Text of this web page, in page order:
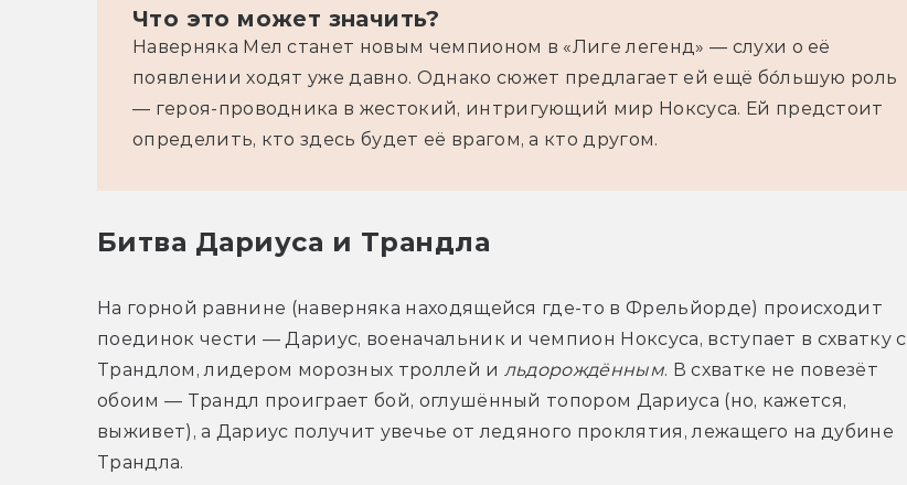
Что это может значить?
Наверняка Мел станет новым чемпионом в «Лиге легенд» — слухи о её
появлении ходят уже давно. Однако сюжет предлагает ей ещё бо́льшую роль
— героя-проводника в жестокий, интригующий мир Ноксуса. Ей предстоит
определить, кто здесь будет её врагом, а кто другом.
Битва Дариуса и Трандла
На горной равнине (наверняка находящейся где-то в Фрельйорде) происходит
поединок чести — Дариус, военачальник и чемпион Ноксуса, вступает в схватку с
Трандлом, лидером морозных троллей и льдорождённым. В схватке не повезёт
обоим — Трандл проиграет бой, оглушённый топором Дариуса (но, кажется,
выживет), а Дариус получит увечье от ледяного проклятия, лежащего на дубине
Трандла.